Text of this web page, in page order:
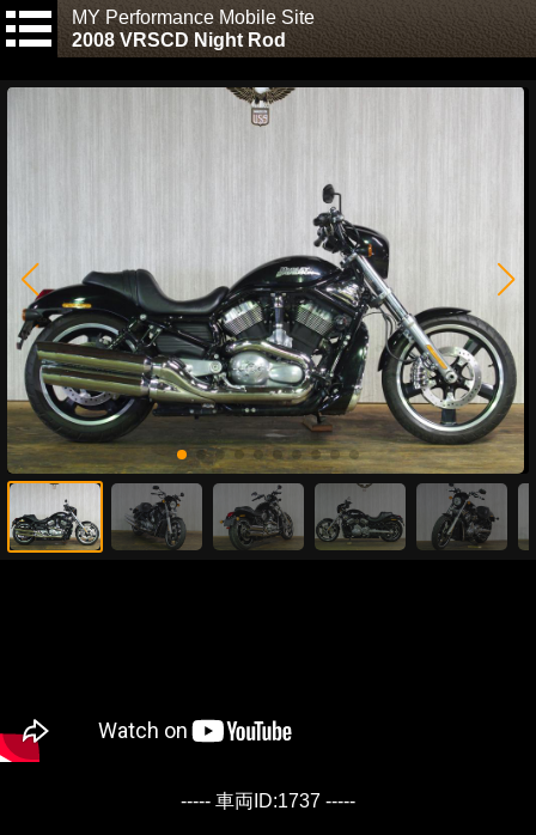
MY Performance Mobile Site
2008 VRSCD Night Rod
----- 車両ID:1737 -----